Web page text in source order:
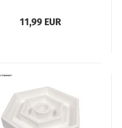
11,99 EUR